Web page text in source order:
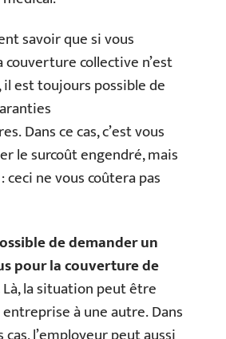
savoir que si vous
collective n’est
il est toujours possible de
Dans ce cas, c’est vous
le surcoût engendré, mais
ceci ne vous coûtera pas
de demander un
pour la couverture de
Là, la situation peut être
à une autre. Dans